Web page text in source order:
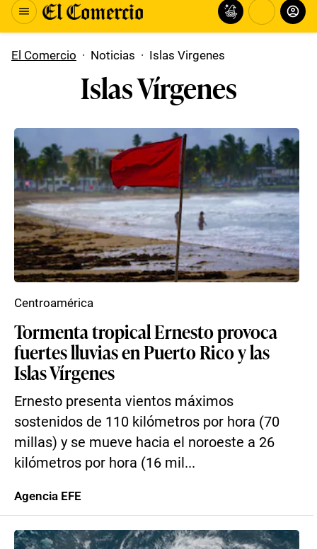
El Comercio · Noticias · Islas Virgenes
Islas Vírgenes
Tormenta tropical Ernesto provoca
fuertes lluvias en Puerto Rico y las
Islas Vírgenes
Ernesto presenta vientos máximos
sostenidos de 110 kilómetros por hora (70
millas) y se mueve hacia el noroeste a 26
kilómetros por hora (16 mil...
Centroamérica
Agencia EFE